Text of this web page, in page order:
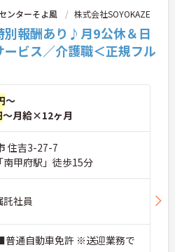
ンターそよ風 株式会社SOYOKAZE
別報酬あり♪月9公休＆日
ビス／介護職＜正規フル
～
～月給×12ヶ月
住吉3-27-7
南甲府駅」徒歩15分
社員
通自動車免許 ※送迎業務で